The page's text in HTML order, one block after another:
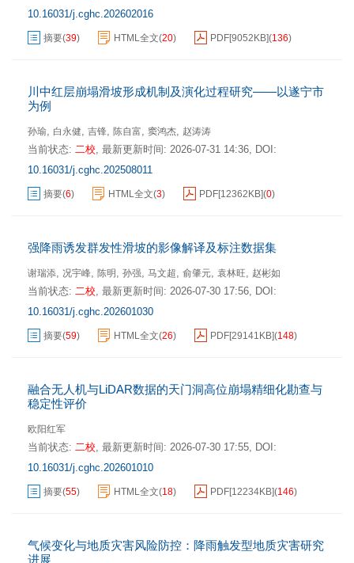
10.16031/j.cghc.202602016
摘要(39) HTML全文(20) PDF[9052KB](136)
川中红层崩塌滑坡形成机制及演化过程研究——以遂宁市
为例
孙瑜, 白永健, 吉锋, 陈自富, 窦鸿杰, 赵涛涛
当前状态: 二校, 最新更新时间: 2026-07-31 14:36, DOI:
10.16031/j.cghc.202508011
摘要(6) HTML全文(3) PDF[12362KB](0)
强降雨诱发群发性滑坡的影像解译及标注数据集
谢瑞添, 况宇峰, 陈明 , 孙强, 马文超, 俞肇元, 袁林旺, 赵彬如
当前状态: 二校, 最新更新时间: 2026-07-30 17:56, DOI:
10.16031/j.cghc.202601030
摘要(59) HTML全文(26) PDF[29141KB](148)
融合无人机与LiDAR数据的天门洞高位崩塌精细化勘查与
稳定性评价
欧阳红军
当前状态: 二校, 最新更新时间: 2026-07-30 17:55, DOI:
10.16031/j.cghc.202601010
摘要(55) HTML全文(18) PDF[12234KB](146)
气候变化与地质灾害风险防控：降雨触发型地质灾害研究
进展